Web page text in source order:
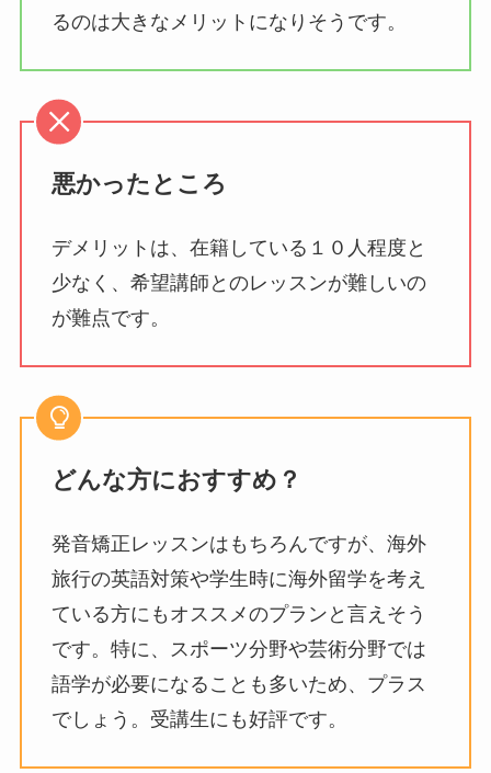
るのは大きなメリットになりそうです。
悪かったところ
デメリットは、在籍している１０人程度と
少なく、希望講師とのレッスンが難しいの
が難点です。
どんな方におすすめ？
発音矯正レッスンはもちろんですが、海外
旅行の英語対策や学生時に海外留学を考え
ている方にもオススメのプランと言えそう
です。特に、スポーツ分野や芸術分野では
語学が必要になることも多いため、プラス
でしょう。受講生にも好評です。